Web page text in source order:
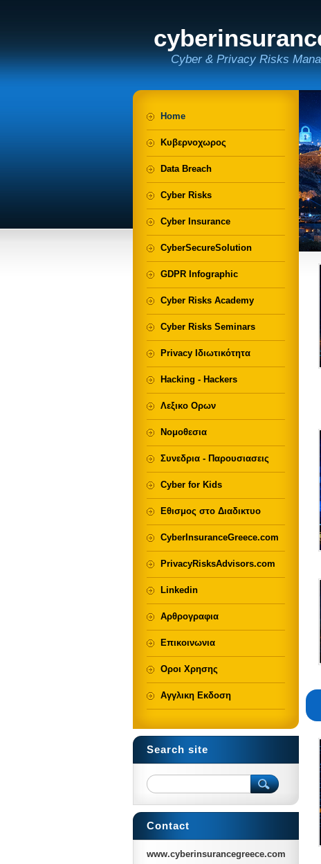
Cyber & Privacy Risks
Home
Κυβερνοχωρος
Data Breach
Cyber Risks
Cyber Insurance
CyberSecureSolution
GDPR Infographic
Cyber Risks Academy
Cyber Risks Seminars
Privacy Ιδιωτικότητα
Hacking - Hackers
Λεξικο Ορων
Νομοθεσια
Συνεδρια - Παρουσιασεις
Cyber for Kids
Εθισμος στο Διαδικτυο
CyberInsuranceGreece.com
PrivacyRisksAdvisors.com
Linkedin
Αρθρογραφια
Επικοινωνια
Οροι Χρησης
Αγγλικη Εκδοση
Search site
Contact
www.cyberinsurancegreece.com